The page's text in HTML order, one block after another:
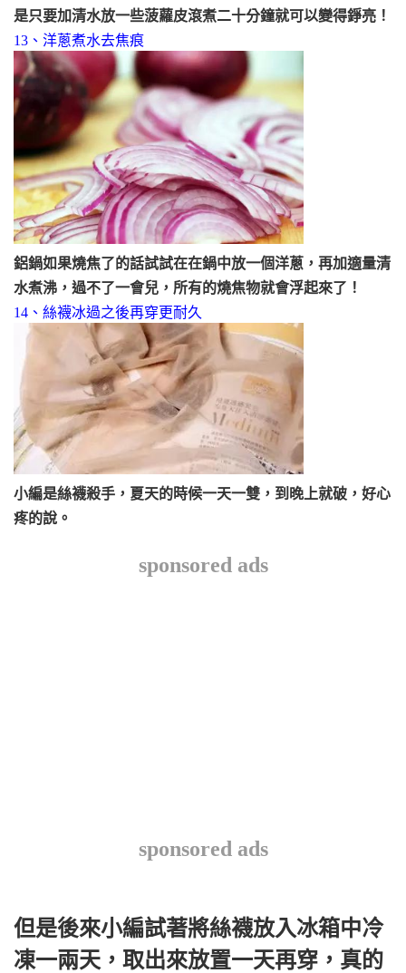
是只要加清水放一些菠蘿皮滾煮二十分鐘就可以變得錚亮！
13、洋蔥煮水去焦痕
鋁鍋如果燒焦了的話試試在在鍋中放一個洋蔥，再加適量清
水煮沸，過不了一會兒，所有的燒焦物就會浮起來了！
14、 絲襪冰過之後再穿更耐久
小編是絲襪殺手，夏天的時候一天一雙，到晚上就破，好心
疼的說。
sponsored ads
sponsored ads
但是後來小編試著將絲襪放入冰箱中冷
凍一兩天，取出來放置一天再穿，真的